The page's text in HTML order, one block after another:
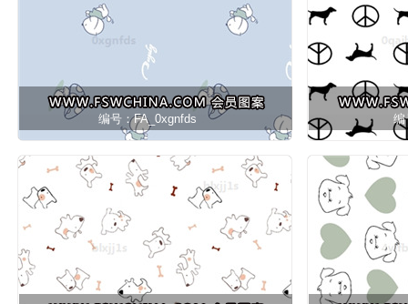
编号：FA_0xgnfds 编